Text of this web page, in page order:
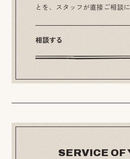
とを、スタッフが直接ご相談
相談する
SERVICE OF